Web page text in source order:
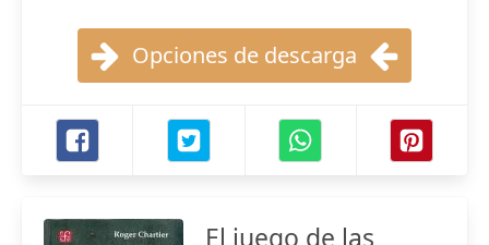
Opciones de descarga
El juego de las